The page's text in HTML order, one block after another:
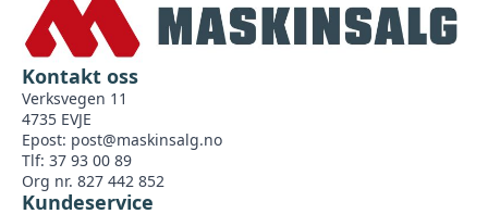
Kontakt oss
Verksvegen 11
4735 EVJE
Epost: post@maskinsalg.no
Tlf: 37 93 00 89
Org nr. 827 442 852
Kundeservice